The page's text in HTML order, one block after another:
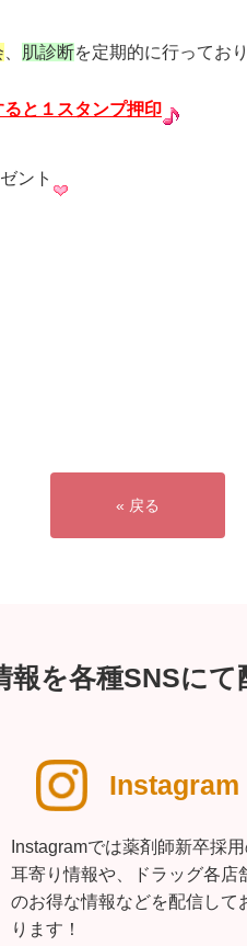
肌診断を定期的に行っており
ると１スタンプ押印
ント
« 戻る
報を各種SNSにて
Instagram
Instagramでは薬剤師新卒採
耳寄り情報や、ドラッグ各店
のお得な情報などを配信して
ります！